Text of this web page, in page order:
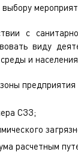
с
виду
и населения.
предприятия
СЗЗ;
расчетным